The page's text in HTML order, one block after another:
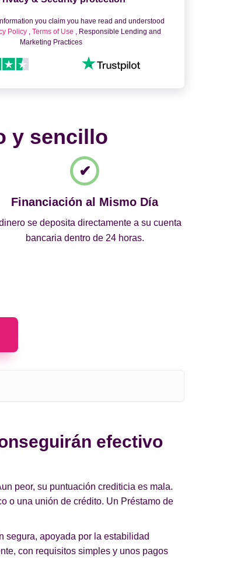
you claim you have read and understood
Policy ,Terms of Use , Responsible Lending and
Marketing Practices
y sencillo
Financiación al Mismo Día
se deposita directamente a su cuenta
bancaria dentro de 24 horas.
efectivo
peor, su puntuación crediticia es mala.
o una unión de crédito. Un Préstamo de
segura, apoyada por la estabilidad
con requisitos simples y unos pagos